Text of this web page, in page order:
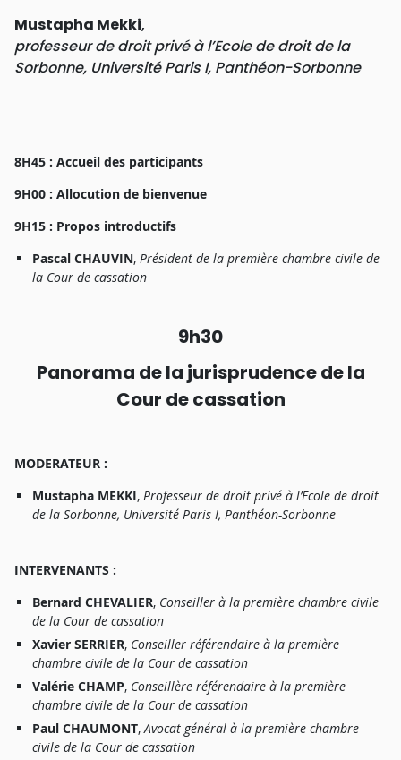
Mustapha Mekki,
professeurdedroitprivé àl’Ecolededroitdela
Sorbonne, UniversitéParisI, Panthéon-Sorbonne
8H45 : Accueil des participants
9H00 : Allocution de bienvenue
9H15 : Propos introductifs
Pascal CHAUVIN, Président de la première chambre civile de
la Cour de cassation
9h30
Panorama dela jurisprudencedela
Cour decassation
MODERATEUR :
Mustapha MEKKI, Professeur de droit privé à l’Ecole de droit
de la Sorbonne, Université Paris I, Panthéon-Sorbonne
INTERVENANTS :
Bernard CHEVALIER, Conseiller à la première chambre civile
de la Cour de cassation
Xavier SERRIER, Conseiller référendaire à la première
chambre civile de la Cour de cassation
Valérie CHAMP, Conseillère référendaire à la première
chambre civile de la Cour de cassation
Paul CHAUMONT, Avocat général à la première chambre
civile de la Cour de cassation